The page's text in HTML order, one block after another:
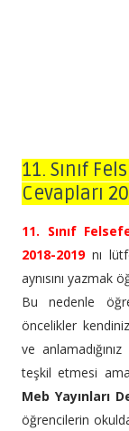
11. Sınıf
Cevapları
11. Sınıf
2018-2019 nı
aynısını yazmak
Bu nedenle
öncelikler
ve
teşkil etmesi
Meb Yayınları
öğrencilerin